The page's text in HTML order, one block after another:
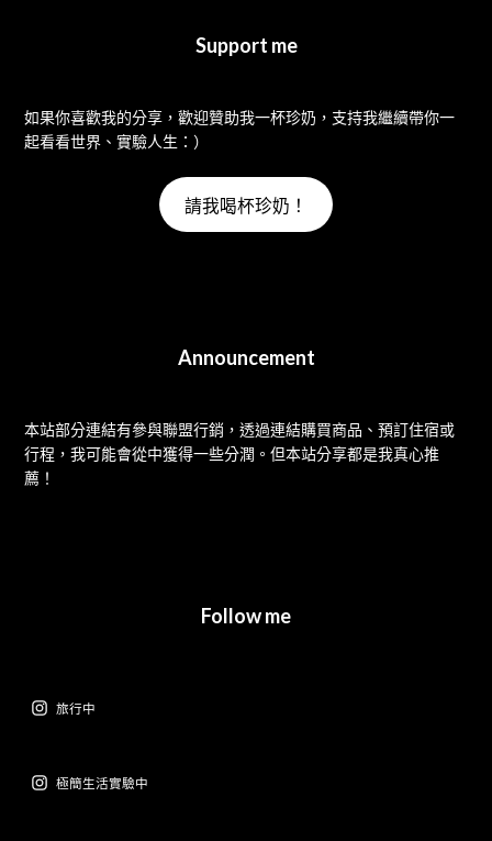
Support me
如果你喜歡我的分享，歡迎贊助我一杯珍奶，支持我繼續帶你一
起看看世界、實驗人生：）
請我喝杯珍奶！
Announcement
本站部分連結有參與聯盟行銷，透過連結購買商品、預訂住宿或
行程，我可能會從中獲得一些分潤。但本站分享都是我真心推
薦！
Follow me
旅行中
極簡生活實驗中